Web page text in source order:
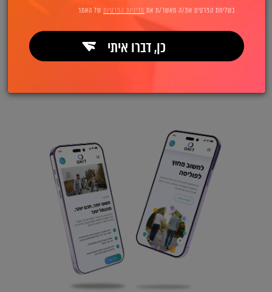
בשליחת הפרטים את/ה מאשר/ת את מדיניות הפרטיותשל האתר
כן, דברו איתי